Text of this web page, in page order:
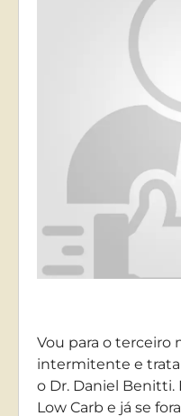
Vou para o terceiro
intermitente e
o Dr. Daniel Benitti.
Low Carb e já se